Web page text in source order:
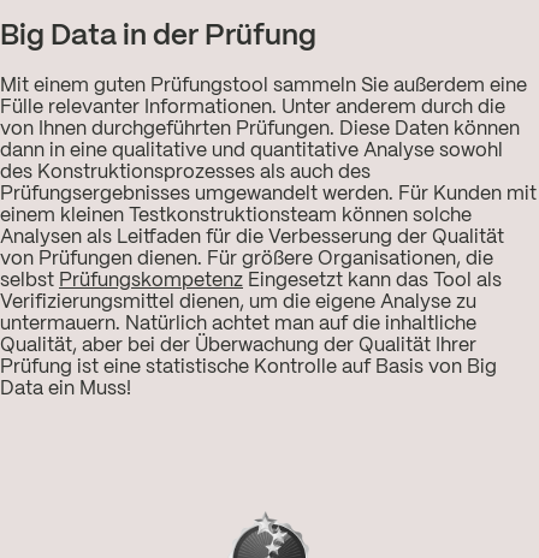
Big Data in der Prüfung
Mit einem guten Prüfungstool sammeln Sie außerdem eine
Fülle relevanter Informationen. Unter anderem durch die
von Ihnen durchgeführten Prüfungen. Diese Daten können
dann in eine qualitative und quantitative Analyse sowohl
des Konstruktionsprozesses als auch des
Prüfungsergebnisses umgewandelt werden. Für Kunden mit
einem kleinen Testkonstruktionsteam können solche
Analysen als Leitfaden für die Verbesserung der Qualität
von Prüfungen dienen. Für größere Organisationen, die
selbst Prüfungskompetenz Eingesetzt kann das Tool als
Verifizierungsmittel dienen, um die eigene Analyse zu
untermauern. Natürlich achtet man auf die inhaltliche
Qualität, aber bei der Überwachung der Qualität Ihrer
Prüfung ist eine statistische Kontrolle auf Basis von Big
Data ein Muss!